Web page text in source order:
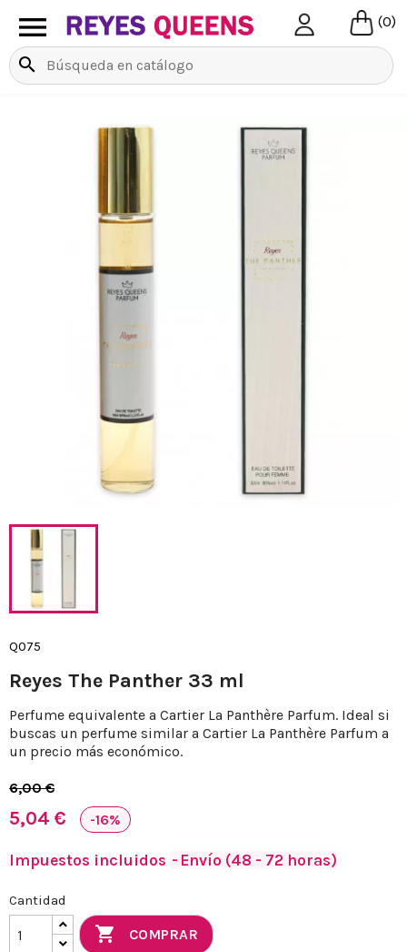
 (0)
search
Q075
Reyes The Panther 33 ml
Perfume equivalente a Cartier La Panthère Parfum. Ideal si
buscas un perfume similar a Cartier La Panthère Parfum a
un precio más económico.
6,00 €
5,04 € -16%
Impuestos incluidos Envío (48 - 72 horas)
Cantidad
 COMPRAR